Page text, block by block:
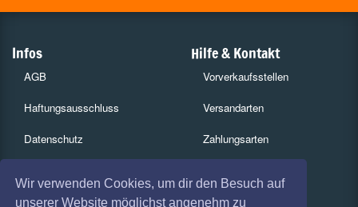
Wir verwenden Cookies, um dir den Besuch auf
unserer Website möglichst angenehm zu
Infos
AGB
Haftungsausschluss
Datenschutz
Impressum
Hilfe & Kontakt
Vorverkaufsstellen
Versandarten
Zahlungsarten
Services
Gutscheine